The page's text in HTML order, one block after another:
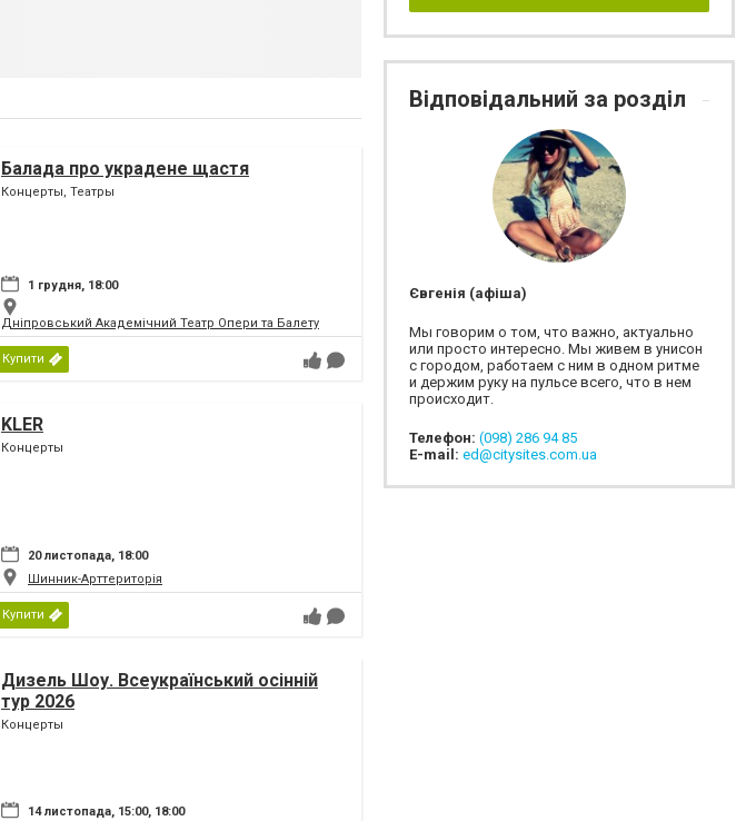
Балада про украдене щастя
Концерты, Театры
1 грудня, 18:00
Дніпровський Академічний Театр Опери та Балету
Купити
KLER
Концерты
20 листопада, 18:00
Шинник-Арттериторія
Купити
Дизель Шоу. Всеукраїнський осінній
тур 2026
Концерты
14 листопада, 15:00, 18:00
Відповідальний за розділ
Євгенія (афіша)
Мы говорим о том, что важно, актуально
или просто интересно. Мы живем в унисон
с городом, работаем с ним в одном ритме
и держим руку на пульсе всего, что в нем
происходит.
Телефон: (098) 286 94 85
E-mail: ed@citysites.com.ua